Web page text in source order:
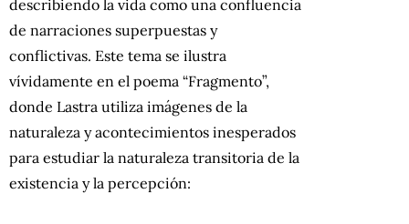
describiendo la vida como una confluencia
de narraciones superpuestas y
conflictivas. Este tema se ilustra
vívidamente en el poema “Fragmento”,
donde Lastra utiliza imágenes de la
naturaleza y acontecimientos inesperados
para estudiar la naturaleza transitoria de la
existencia y la percepción: